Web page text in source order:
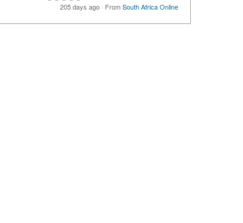
205 days ago · FromSouth Africa Online